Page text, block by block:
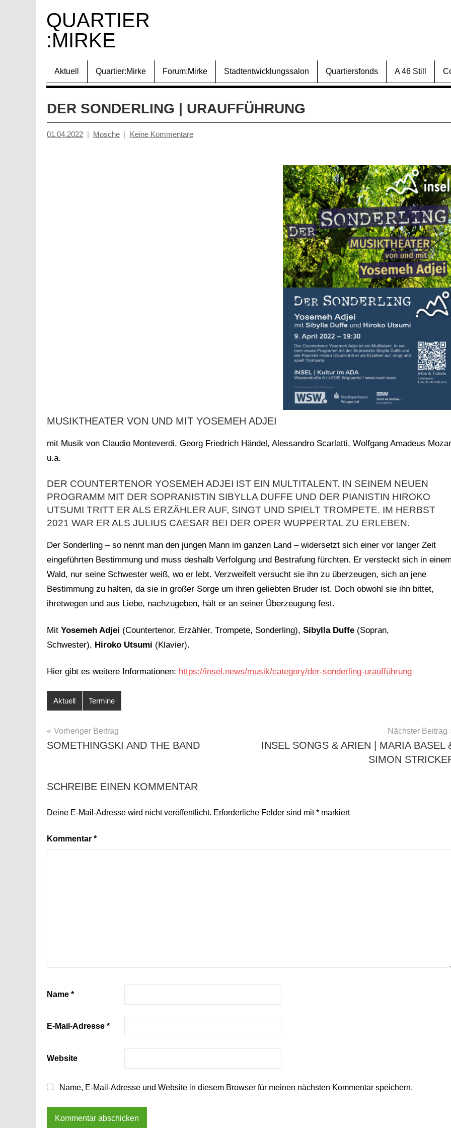
Inhalt
springen
QUARTIER
:MIRKE
Aktuell Quartier:Mirke Forum:Mirke Stadtentwicklungssalon Quartiersfonds A 46 Still
DER SONDERLING | URAUFFÜHRUNG
01.04.2022 Mosche Keine Kommentare
MUSIKTHEATER VON UND MIT YOSEMEH ADJEI
mit Musik von Claudio Monteverdi, Georg Friedrich Händel, Alessandro Scarlatti, Wolfgang Amadeus
u.a.
DER COUNTERTENOR YOSEMEH ADJEI IST EIN MULTITALENT. IN SEINEM NEUEN
PROGRAMM MIT DER SOPRANISTIN SIBYLLA DUFFE UND DER PIANISTIN HIROKO
UTSUMI TRITT ER ALS ERZÄHLER AUF, SINGT UND SPIELT TROMPETE. IM HERBST
2021 WAR ER ALS JULIUS CAESAR BEI DER OPER WUPPERTAL ZU ERLEBEN.
Der Sonderling – so nennt man den jungen Mann im ganzen Land – widersetzt sich einer vor langer Zeit
eingeführten Bestimmung und muss deshalb Verfolgung und Bestrafung fürchten. Er versteckt sich in
Wald, nur seine Schwester weiß, wo er lebt. Verzweifelt versucht sie ihn zu überzeugen, sich an jene
Bestimmung zu halten, da sie in großer Sorge um ihren geliebten Bruder ist. Doch obwohl sie ihn bittet,
ihretwegen und aus Liebe, nachzugeben, hält er an seiner Überzeugung fest.
Mit Yosemeh Adjei (Countertenor, Erzähler, Trompete, Sonderling), Sibylla Duffe (Sopran,
Schwester), Hiroko Utsumi (Klavier).
Hier gibt es weitere Informationen: https://insel.news/musik/category/der-sonderling-uraufführung
Aktuell Termine
BEITRAGSNAVIGATION
Vorheriger Beitrag
SOMETHINGSKI AND THE BAND
Nächster Beitrag
INSEL SONGS & ARIEN | MARIA BASEL
SIMON
SCHREIBE EINEN KOMMENTAR
Deine E-Mail-Adresse wird nicht veröffentlicht. Erforderliche Felder sind mit* markiert
Kommentar *
Name *
E-Mail-Adresse *
Website
Name, E-Mail-Adresse und Website in diesem Browser für meinen nächsten Kommentar speichern.